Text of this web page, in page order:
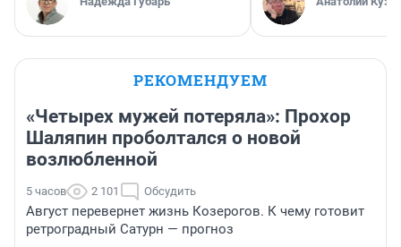
РЕКОМЕНДУЕМ
«Четырех мужей потеряла»: Прохор
Шаляпин проболтался о новой
возлюбленной
5 часов 2 101 Обсудить
Август перевернет жизнь Козерогов. К чему готовит
ретроградный Сатурн — прогноз